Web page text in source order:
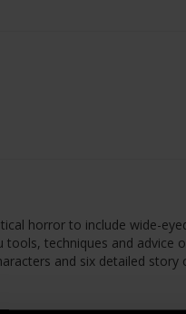
horror to include wide-
tools, techniques and
and six detailed